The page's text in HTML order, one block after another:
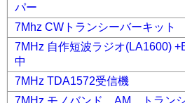
パー
7Mhz CWトランシーバーキッ
7MHz 自作短波ラジオ(LA1600)
中
7MHz TDA1572受信機
7MHz モノバンド AM トランシ